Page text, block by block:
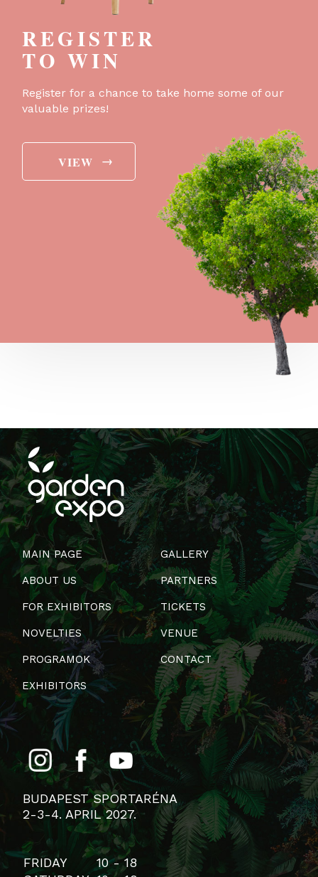
REGISTER
TO WIN
Register for a chance to take home some of our
valuable prizes!
VIEW →
MAIN PAGE
ABOUT US
FOR EXHIBITORS
NOVELTIES
PROGRAMOK
EXHIBITORS
GALLERY
PARTNERS
TICKETS
VENUE
CONTACT
BUDAPEST SPORTARÉNA
2-3-4. APRIL 2027.
FRIDAY
10 - 18